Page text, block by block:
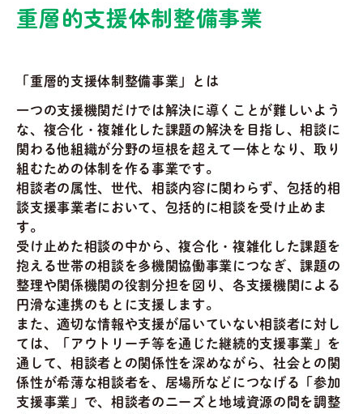
重層的支援体制整備事業
「重層的支援体制整備事業」とは
一つの支援機関だけでは解決に導くことが難しいよう
な、複合化・複雑化した課題の解決を目指し、相談に
関わる他組織が分野の垣根を超えて一体となり、取り
組むための体制を作る事業です。
相談者の属性、世代、相談内容に関わらず、包括的相
談支援事業者において、包括的に相談を受け止めま
す。
受け止めた相談の中から、複合化・複雑化した課題を
抱える世帯の相談を多機関協働事業につなぎ、課題の
整理や関係機関の役割分担を図り、各支援機関による
円滑な連携のもとに支援します。
また、適切な情報や支援が届いていない相談者に対し
ては、「アウトリーチ等を通じた継続的支援事業」を
通して、相談者との関係性を深めながら、社会との関
係性が希薄な相談者を、居場所などにつなげる「参加
支援事業」で、相談者のニーズと地域資源の間を調整